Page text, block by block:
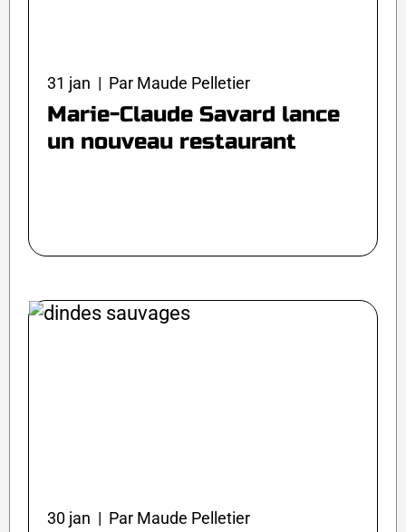
31 jan | Par Maude Pelletier
Marie-Claude Savard lance
un nouveau restaurant
30 jan | Par Maude Pelletier